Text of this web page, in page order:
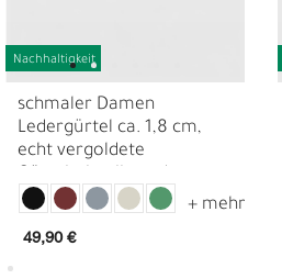
Nachhaltigkeit
schmaler Damen
Ledergürtel ca. 1,8 cm,
echt vergoldete
Metallschlaufen
49,90 €